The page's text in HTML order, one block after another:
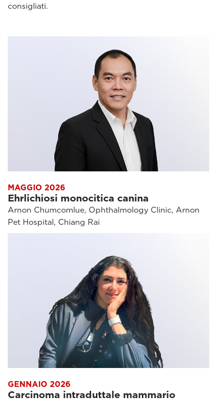
consigliati.
MAGGIO 2026
Ehrlichiosi monocitica canina
Arnon Chumcomlue, Ophthalmology Clinic, Arnon
Pet Hospital, Chiang Rai
GENNAIO 2026
Carcinoma intraduttale mammario